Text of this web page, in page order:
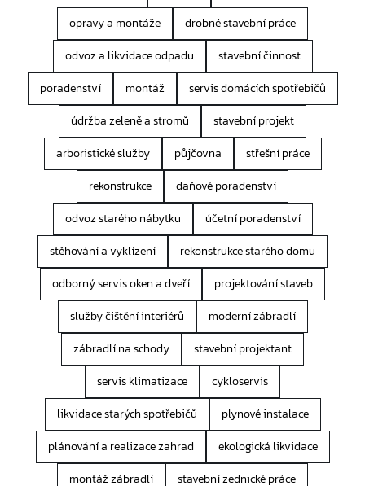
opravy a montáže
drobné stavební práce
odvoz a likvidace odpadu
stavební činnost
poradenství
montáž
servis domácích spotřebičů
údržba zeleně a stromů
stavební projekt
arboristické služby
půjčovna
střešní práce
rekonstrukce
daňové poradenství
odvoz starého nábytku
účetní poradenství
stěhování a vyklízení
rekonstrukce starého domu
odborný servis oken a dveří
projektování staveb
služby čištění interiérů
moderní zábradlí
zábradlí na schody
stavební projektant
servis klimatizace
cykloservis
likvidace starých spotřebičů
plynové instalace
plánování a realizace zahrad
ekologická likvidace
montáž zábradlí
stavební zednické práce